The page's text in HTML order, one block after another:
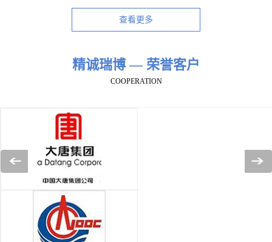
查看更多
精诚瑞博 — 荣誉客户
COOPERATION